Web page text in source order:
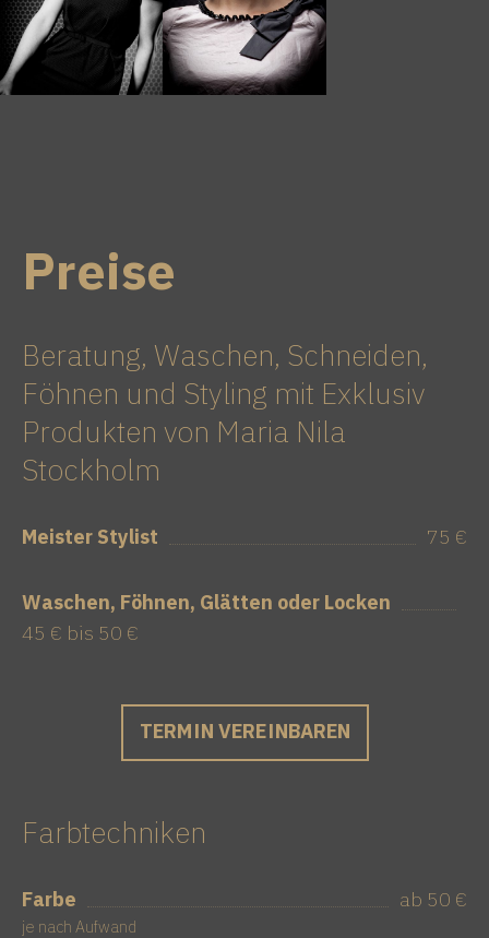
Preise
Beratung, Waschen, Schneiden,
Föhnen und Styling mit Exklusiv
Produkten von Maria Nila
Stockholm
Meister Stylist 75 €
Waschen, Föhnen, Glätten oder Locken
45 € bis 50 €
TERMIN VEREINBAREN
Farbtechniken
Farbe ab 50 €
je nach Aufwand